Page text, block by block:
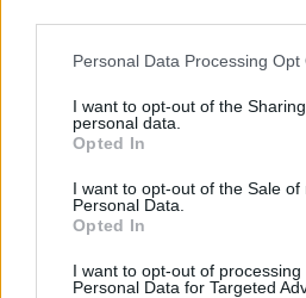
Please note that this website/app
not limited to your visit or usage
grant or deny consent to Google
use your data for below specified
consent section.
Personal Data Processing Opt
I want to opt-out of the
personal data.
Opted In
I want to opt-out of the Sale of
Personal Data.
Opted In
I want to opt-out of processing
Personal Data for Targeted
Belváros-Lipótváros
játszótér
Város-Teampannon Kereskedelmi és Szolgáltató
Újragondolják Lipótváros